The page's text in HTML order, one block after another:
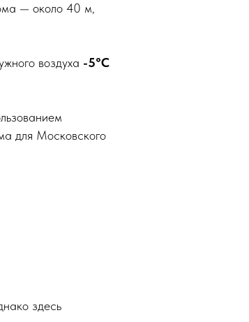
— около 40 м,
воздуха -5°C
для Московского
здесь